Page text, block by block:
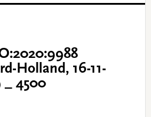
Holland, 16-11-
_ 4500